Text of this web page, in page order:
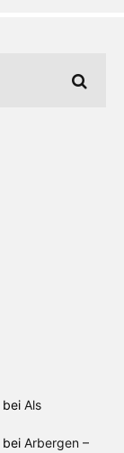
bei Als
bei Arbergen –